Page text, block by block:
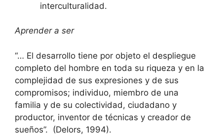
interculturalidad.
Aprender a ser
“… El desarrollo tiene por objeto el despliegue
completo del hombre en toda su riqueza y en la
complejidad de sus expresiones y de sus
compromisos; individuo, miembro de una
familia y de su colectividad, ciudadano y
productor, inventor de técnicas y creador de
sueños”. (Delors, 1994).